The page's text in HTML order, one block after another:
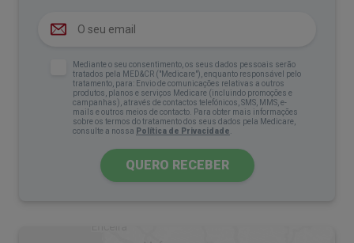
Mediante o seu consentimento, os seus dados pessoais serão
tratados pela MED&CR ("Medicare"), enquanto responsável pelo
tratamento, para: Envio de comunicações relativas a outros
produtos, planos e serviços Medicare (incluindo promoções e
campanhas), através de contactos telefónicos, SMS, MMS, e-
mails e outros meios de contacto. Para obter mais informações
sobre os termos do tratamento dos seus dados pela Medicare,
consulte a nossa Política de Privacidade
QUERO RECEBER